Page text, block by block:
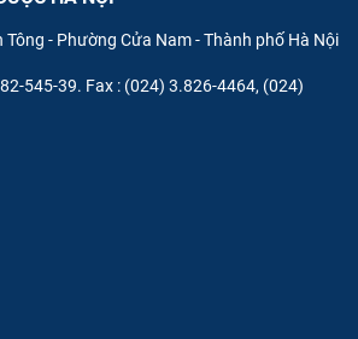
Tông - Phường Cửa Nam - Thành phố Hà Nội
545-39. Fax : (024) 3.826-4464, (024)